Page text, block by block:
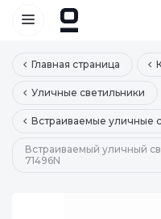
Главная страница
Уличные светильники
Встраиваемые уличные
Встраиваемый уличный
71496N